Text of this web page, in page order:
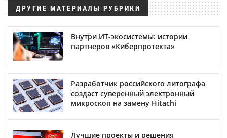
ДРУГИЕ МАТЕРИАЛЫ РУБРИКИ
Внутри ИТ-экосистемы: истории
партнеров «Киберпротекта»
Разработчик российского литографа
создаст суверенный электронный
микроскоп на замену Hitachi
Лучшие проекты и решения